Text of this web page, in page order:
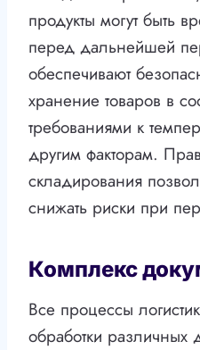
продукты могут быть
перед дальнейшей
обеспечивают
хранение товаров в
требованиями к
другим факторам.
складирования
снижать риски при
Комплекс
Все процессы
обработки различных